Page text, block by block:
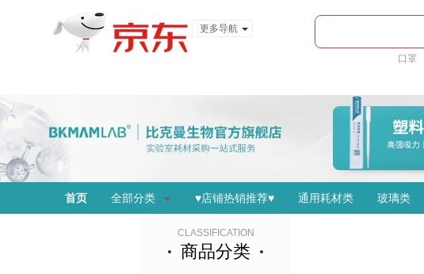
更多导航
口罩
首页 全部分类 ♥店铺热销推荐♥ 通用耗材类 玻璃类
CLASSIFICATION
商品分类